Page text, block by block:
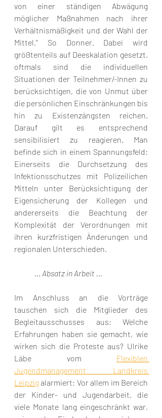
von einer ständigen Abwägung
möglicher Maßnahmen nach ihrer
Verhältnismäßigkeit und der Wahl der
Mittel.“ So Donner. Dabei wird
größtenteils auf Deeskalation gesetzt,
oftmals sind die individuellen
Situationen der Teilnehmer/-Innen zu
berücksichtigen, die von Unmut über
die persönlichen Einschränkungen bis
hin zu Existenzängsten reichen.
Darauf gilt es entsprechend
sensibilisiert zu reagieren. Man
befinde sich in einem Spannungsfeld:
Einerseits die Durchsetzung des
Infektionsschutzes mit Polizeilichen
Mitteln unter Berücksichtigung der
Eigensicherung der Kollegen und
andererseits die Beachtung der
Komplexität der Verordnungen mit
ihren kurzfristigen Änderungen und
regionalen Unterschieden.
... Absatz in Arbeit ...
Im Anschluss an die Vorträge
tauschen sich die Mitglieder des
Begleitausschusses aus: Welche
Erfahrungen haben sie gemacht, wie
wirken sich die Proteste aus? Ulrike
Läbe vom Flexiblen
Jugendmanagement Landkreis
Leipzig alarmiert: Vor allem im Bereich
der Kinder- und Jugendarbeit, die
viele Monate lang eingeschränkt war,